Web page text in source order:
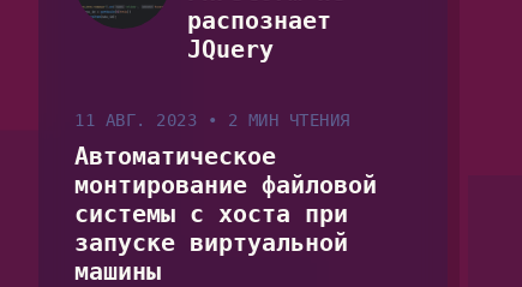
распознает
JQuery
11 АВГ. 2023 • 2 МИН ЧТЕНИЯ
Автоматическое
монтирование файловой
системы с хоста при
запуске виртуальной
машины